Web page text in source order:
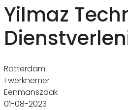
Yilmaz
Rotterdam
1 werknemer
Eenmanszaak
01-08-2023